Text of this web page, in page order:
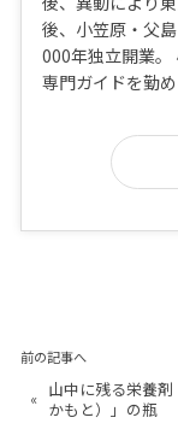
後、小笠原・父
000年独立開業。
専門ガイドを勤め
前の記事へ
« 山中に残る栄養
かもと）」の瓶